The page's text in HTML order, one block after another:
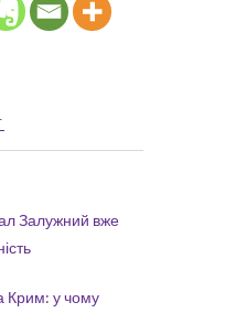
Залужний вже
Крим: у чому